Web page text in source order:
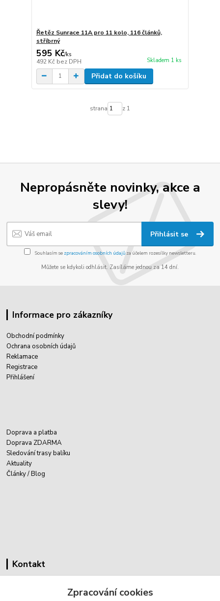
Řetěz Sunrace 11A pro 11 kolo, 116 článků,
stříbrný
595 Kč/ks
492 Kč bez DPH Skladem 1 ks
Přidat do košíku
strana z 1
Nepropásněte novinky, akce a
slevy!
Přihlásit se
Souhlasím se zpracováním osobních údajůza účelem rozesílky newsletteru.
Můžete se kdykoli odhlásit. Zasíláme jednou za 14 dní.
Informace pro zákazníky
Obchodní podmínky
Ochrana osobních údajů
Reklamace
Registrace
Přihlášení
Doprava a platba
Doprava ZDARMA
Sledování trasy balíku
Aktuality
Články / Blog
Kontakt
Zpracování cookies